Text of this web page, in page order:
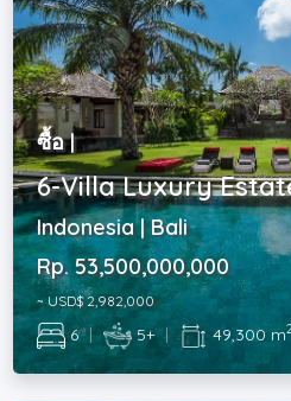
ซื้อ |
6-Villa Luxury
Indonesia | Bali
Rp. 53,500,000,000
~ USD$ 2,982,000
6 | 5+ | 49,300 m2